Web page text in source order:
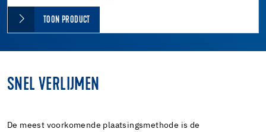
TOON PRODUCT
SNEL VERLIJMEN
De meest voorkomende plaatsingsmethode is de